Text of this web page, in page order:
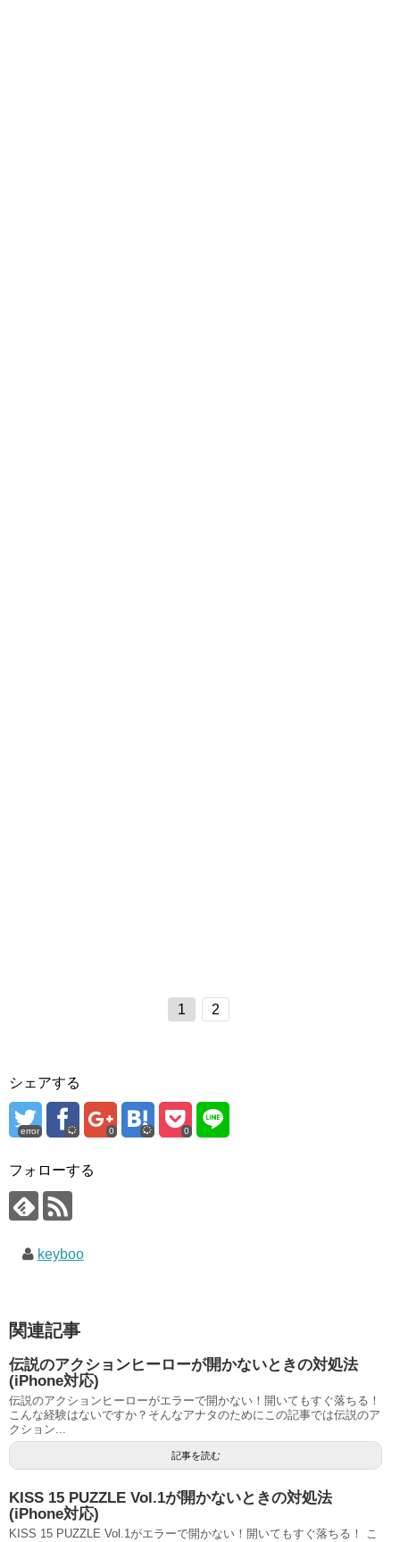
1 2
シェアする
error 0 0
フォローする
keyboo
関連記事
伝説のアクションヒーローが開かないときの対処法
(iPhone対応)
伝説のアクションヒーローがエラーで開かない！開いてもすぐ落ちる！
こんな経験はないですか？そんなアナタのためにこの記事では伝説のア
クション...
記事を読む
KISS 15 PUZZLE Vol.1が開かないときの対処法
(iPhone対応)
KISS 15 PUZZLE Vol.1がエラーで開かない！開いてもすぐ落ちる！ こ